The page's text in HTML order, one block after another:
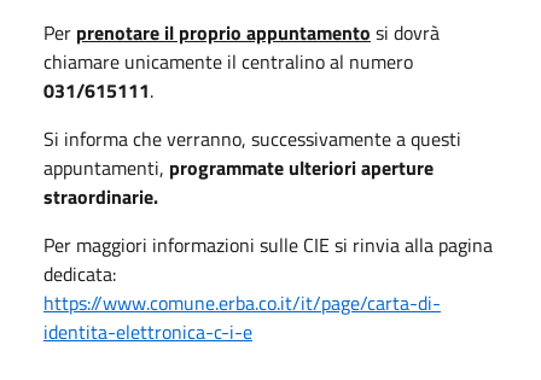
Per prenotare il proprio appuntamento si dovrà
chiamare unicamente il centralino al numero
031/615111.
Si informa che verranno, successivamente a questi
appuntamenti, programmate ulteriori aperture
straordinarie.
Per maggiori informazioni sulle CIE si rinvia alla pagina
dedicata:
https://www.comune.erba.co.it/it/page/carta-di-
identita-elettronica-c-i-e